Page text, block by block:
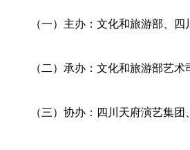
（一）主办：文化和旅游部、四
（二）承办：文化和旅游部艺
（三）协办：四川天府演艺集